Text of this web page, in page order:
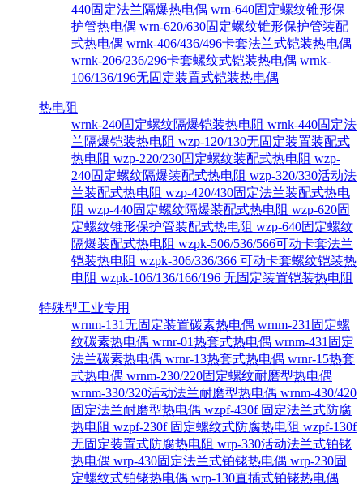
440固定法兰隔爆热电偶 wrn-640固定螺纹锥形保
护管热电偶 wrn-620/630固定螺纹锥形保护管装配
式热电偶 wrnk-406/436/496卡套法兰式铠装热电偶
wrnk-206/236/296卡套螺纹式铠装热电偶 wrnk-
106/136/196无固定装置式铠装热电偶
热电阻
wrnk-240固定螺纹隔爆铠装热电阻 wrnk-440固定法
兰隔爆铠装热电阻 wzp-120/130无固定装置装配式
热电阻 wzp-220/230固定螺纹装配式热电阻 wzp-
240固定螺纹隔爆装配式热电阻 wzp-320/330活动法
兰装配式热电阻 wzp-420/430固定法兰装配式热电
阻 wzp-440固定螺纹隔爆装配式热电阻 wzp-620固
定螺纹锥形保护管装配式热电阻 wzp-640固定螺纹
隔爆装配式热电阻 wzpk-506/536/566可动卡套法兰
铠装热电阻 wzpk-306/336/366 可动卡套螺纹铠装热
电阻 wzpk-106/136/166/196 无固定装置铠装热电阻
特殊型工业专用
wrnm-131无固定装置碳素热电偶 wrnm-231固定螺
纹碳素热电偶 wrnr-01热套式热电偶 wrnm-431固定
法兰碳素热电偶 wrnr-13热套式热电偶 wrnr-15热套
式热电偶 wrnm-230/220固定螺纹耐磨型热电偶
wrnm-330/320活动法兰耐磨型热电偶 wrnm-430/420
固定法兰耐磨型热电偶 wzpf-430f 固定法兰式防腐
热电阻 wzpf-230f 固定螺纹式防腐热电阻 wzpf-130f
无固定装置式防腐热电阻 wrp-330活动法兰式铂铑
热电偶 wrp-430固定法兰式铂铑热电偶 wrp-230固
定螺纹式铂铑热电偶 wrp-130直插式铂铑热电偶